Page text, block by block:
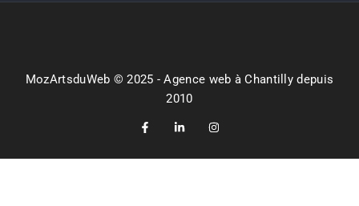
MozArtsduWeb © 2025 - Agence web à Chantilly depuis
2010